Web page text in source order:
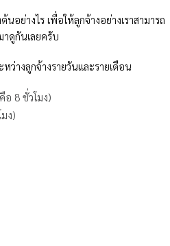
ย่างไร เพื่อให้ลูกจ้างอย่างเราสามารถ
าดูกันเลยครับ
ว่างลูกจ้างรายวันและรายเดือน
8 ชั่วโมง)
ง)